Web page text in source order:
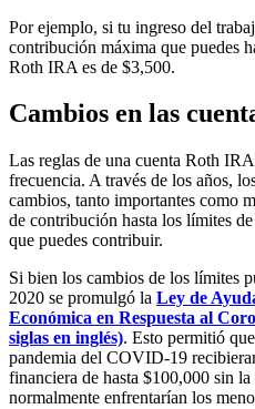
Por ejemplo, si tu ingreso del
contribución máxima que puedes
Roth IRA es de $3,500.
Cambios en las
Las reglas de una cuenta Roth
frecuencia. A través de los años,
cambios, tanto importantes como
de contribución hasta los límites
que puedes contribuir.
Si bien los cambios de los límites
2020 se promulgó la Ley de
Económica en Respuesta al
siglas en inglés). Esto permitió
pandemia del COVID-19
financiera de hasta $100,000 sin
normalmente enfrentarían los